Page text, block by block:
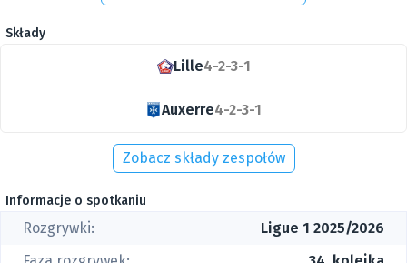
Składy
Lille4-2-3-1
Auxerre4-2-3-1
Zobacz składy zespołów
Informacje o spotkaniu
Rozgrywki:
Ligue 1 2025/2026